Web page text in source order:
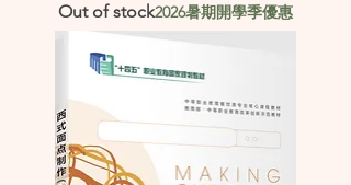
Out of stock2026暑期開學季優惠